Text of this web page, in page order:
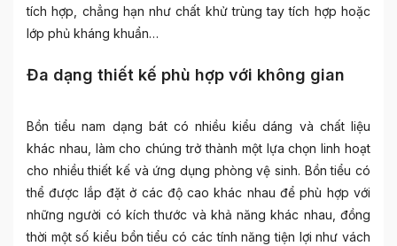
tích hợp, chẳng hạn như chất khử trùng tay tích hợp hoặc
lớp phủ kháng khuẩn…
Đa dạng thiết kế phù hợp với không gian
Bồn tiểu nam dạng bát có nhiều kiểu dáng và chất liệu
khác nhau, làm cho chúng trở thành một lựa chọn linh hoạt
cho nhiều thiết kế và ứng dụng phòng vệ sinh. Bồn tiểu có
thể được lắp đặt ở các độ cao khác nhau để phù hợp với
những người có kích thước và khả năng khác nhau, đồng
thời một số kiểu bồn tiểu có các tính năng tiện lợi như vách